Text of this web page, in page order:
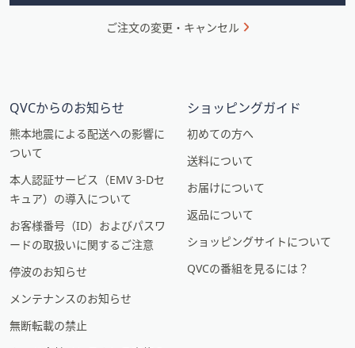
ご注文の変更・キャンセル
QVCからのお知らせ
熊本地震による配送への影響に
ついて
本人認証サービス（EMV 3-Dセ
キュア）の導入について
お客様番号（ID）およびパスワ
ードの取扱いに関するご注意
停波のお知らせ
メンテナンスのお知らせ
無断転載の禁止
ショッピングガイド
初めての方へ
送料について
お届けについて
返品について
ショッピングサイトについて
QVCの番組を見るには？